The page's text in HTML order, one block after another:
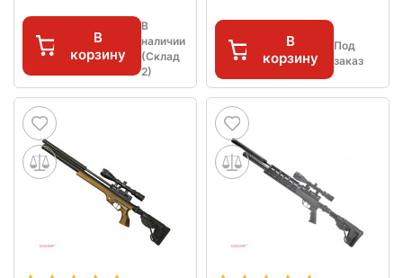
В
корзину
В
наличии
(Склад
2)
В
корзину
Под
заказ